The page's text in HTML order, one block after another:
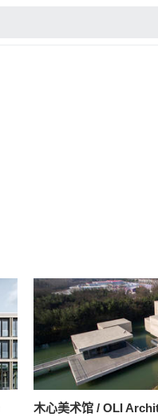
木心美术馆 / OLI